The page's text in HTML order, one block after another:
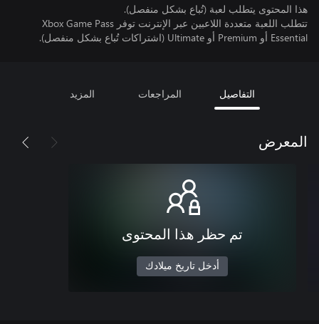
هذا المحتوى يتطلب لعبة (تُباع بشكل منفصل).
تتطلب اللعبة متعددة اللاعبين عبر الإنترنت توفر Xbox Game Pass
Essential أو Premium أو Ultimate (اشتراكات تُباع بشكل منفصل).
التفاصيل المراجعات المزيد
المعرض
تم حظر هذا المحتوى
أدخل تاريخ ميلادك